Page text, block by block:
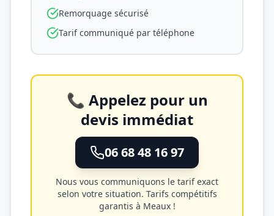
Remorquage sécurisé
Tarif communiqué par téléphone
📞 Appelez pour un
devis immédiat
06 68 48 16 97
Nous vous communiquons le tarif exact
selon votre situation. Tarifs compétitifs
garantis à Meaux!